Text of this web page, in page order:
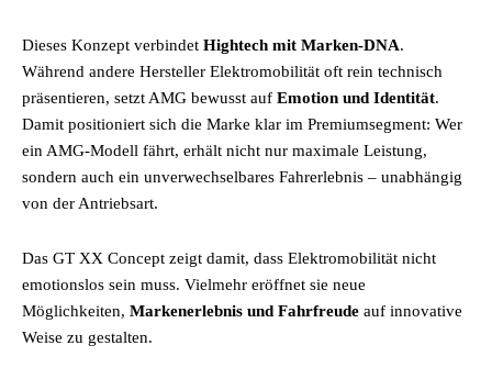
Dieses Konzept verbindet Hightech mit Marken-DNA.
Während andere Hersteller Elektromobilität oft rein technisch
präsentieren, setzt AMG bewusst auf Emotion und Identität.
Damit positioniert sich die Marke klar im Premiumsegment: Wer
ein AMG-Modell fährt, erhält nicht nur maximale Leistung,
sondern auch ein unverwechselbares Fahrerlebnis – unabhängig
von der Antriebsart.
Das GT XX Concept zeigt damit, dass Elektromobilität nicht
emotionslos sein muss. Vielmehr eröffnet sie neue
Möglichkeiten, Markenerlebnis und Fahrfreude auf innovative
Weise zu gestalten.